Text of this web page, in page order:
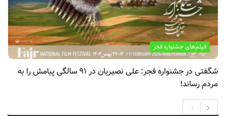
فیلم‌های جشنواره فجر
شگفتی در جشنواره فجر: علی نصیریان در ۹۱ سالگی پیامش را به
مردم رساند!